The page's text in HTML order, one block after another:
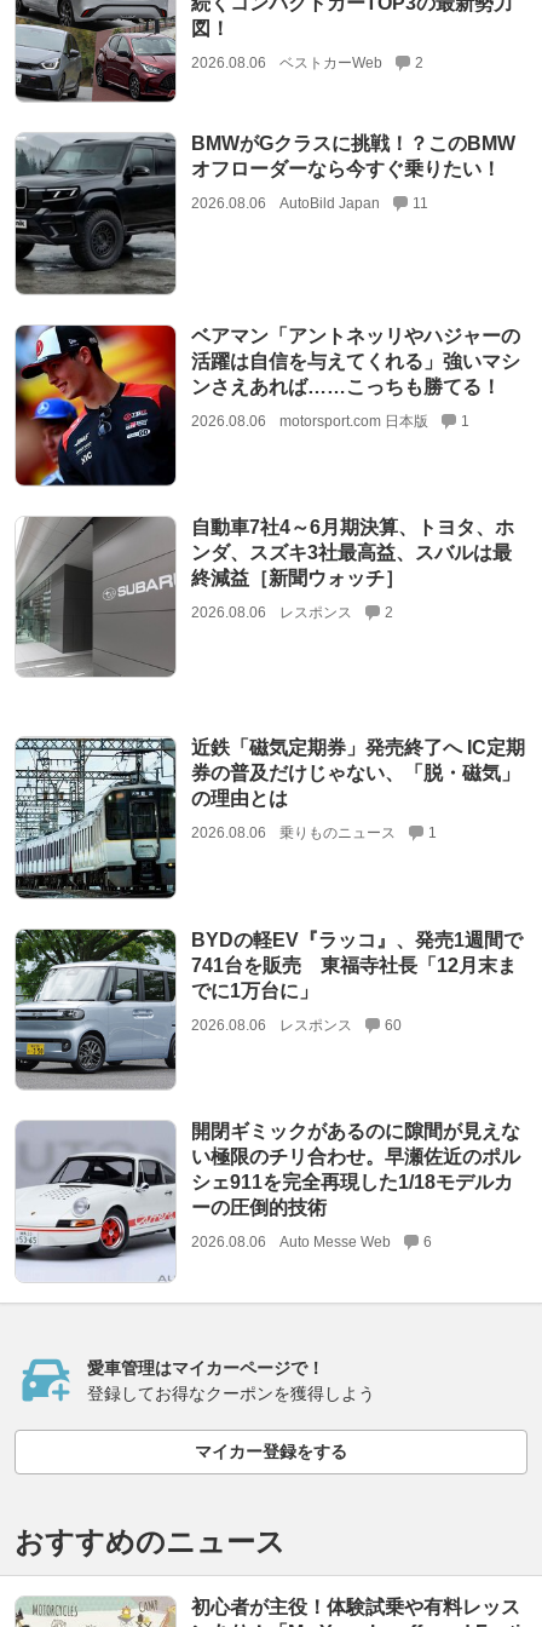
図！
2026.08.06 ベストカーWeb 2
BMWがGクラスに挑戦！？このBMW
オフローダーなら今すぐ乗りたい！
2026.08.06 AutoBild Japan 11
ベアマン「アントネッリやハジャーの
活躍は自信を与えてくれる」強いマシ
ンさえあれば……こっちも勝てる！
2026.08.06 motorsport.com 日本版 1
自動車7社4～6月期決算、トヨタ、ホ
ンダ、スズキ3社最高益、スバルは最
終減益［新聞ウォッチ］
2026.08.06 レスポンス 2
近鉄「磁気定期券」発売終了へ IC定期
券の普及だけじゃない、「脱・磁気」
の理由とは
2026.08.06 乗りものニュース 1
BYDの軽EV『ラッコ』、発売1週間で
741台を販売 東福寺社長「12月末ま
でに1万台に」
2026.08.06 レスポンス 60
開閉ギミックがあるのに隙間が見えな
い極限のチリ合わせ。早瀬佐近のポル
シェ911を完全再現した1/18モデルカ
ーの圧倒的技術
2026.08.06 Auto Messe Web 6
愛車管理はマイカーページで！
登録してお得なクーポンを獲得しよう
マイカー登録をする
おすすめのニュース
初心者が主役！体験試乗や有料レッス